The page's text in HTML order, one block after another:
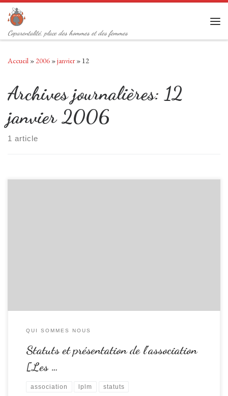
Passer au contenu
Coparentalité, place des hommes et des femmes
Accueil »2006 »janvier » 12
Archives journalières: 12
janvier 2006
1 article
QUI SOMMES NOUS
Statuts et présentation de l’association
[Les …
association lplm statuts